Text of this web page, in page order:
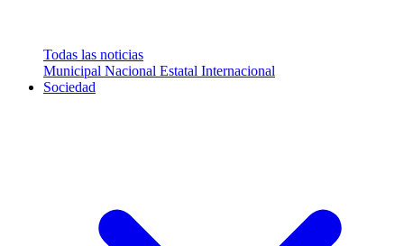
Todas las noticias
Municipal Nacional Estatal Internacional
Sociedad